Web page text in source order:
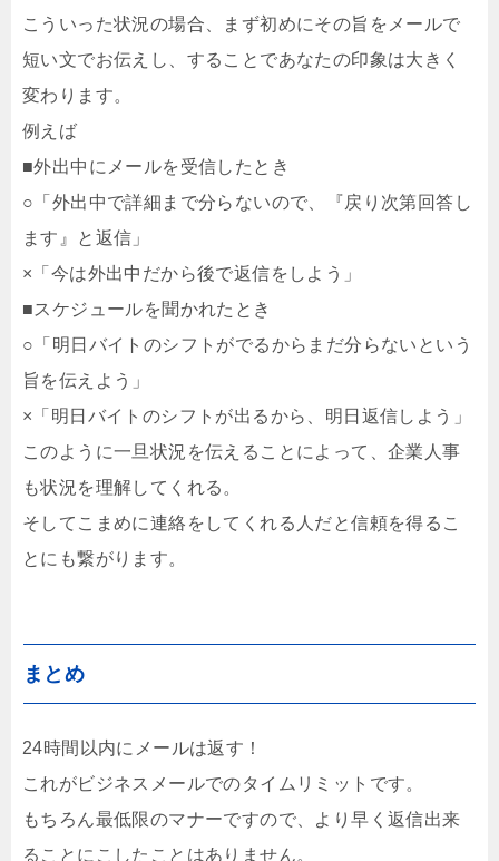
こういった状況の場合、まず初めにその旨をメールで
短い文でお伝えし、することであなたの印象は大きく
変わります。
例えば
■外出中にメールを受信したとき
○「外出中で詳細まで分らないので、『戻り次第回答し
ます』と返信」
×「今は外出中だから後で返信をしよう」
■スケジュールを聞かれたとき
○「明日バイトのシフトがでるからまだ分らないという
旨を伝えよう」
×「明日バイトのシフトが出るから、明日返信しよう」
このように一旦状況を伝えることによって、企業人事
も状況を理解してくれる。
そしてこまめに連絡をしてくれる人だと信頼を得るこ
とにも繋がります。
まとめ
24時間以内にメールは返す！
これがビジネスメールでのタイムリミットです。
もちろん最低限のマナーですので、より早く返信出来
ることにこしたことはありません。